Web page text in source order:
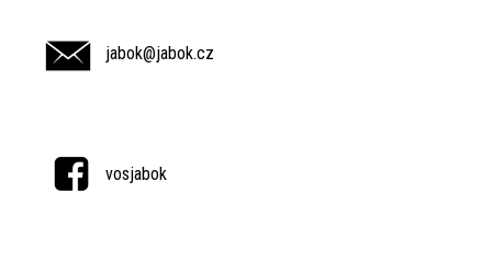
jabok@jabok.cz
vosjabok